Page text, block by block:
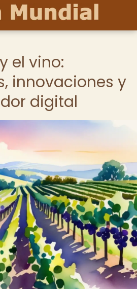
el vino:
innovaciones y
digital